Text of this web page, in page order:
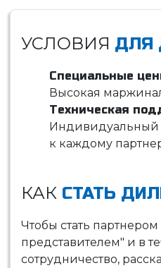
УСЛОВИЯ ДЛЯ
Специальные
Высокая
Техническая
Индивидуальный
к каждому
КАКСТАТЬ
Чтобы стать
представителем" и в
сотрудничество,